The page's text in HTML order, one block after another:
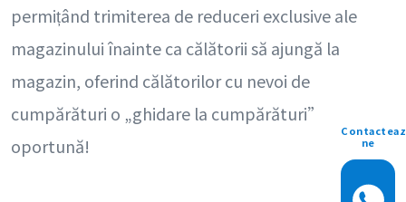
permițând trimiterea de reduceri exclusive ale
magazinului înainte ca călătorii să ajungă la
magazin, oferind călătorilor cu nevoi de
cumpărături o „ghidare la cumpărături”
oportună!
ne